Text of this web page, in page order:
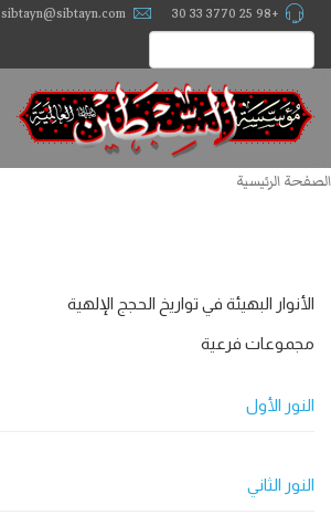
+98 25 3770 33 30
sibtayn@sibtayn.com
الصفحة الرئيسية
الأنوار البهيئة في تواريخ الحجج الإلهية
مجموعات فرعية
النور الأول
النور الثاني